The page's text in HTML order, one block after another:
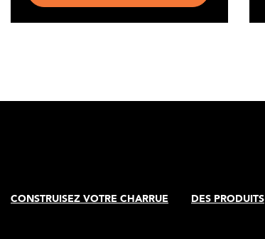
CONSTRUISEZ VOTRE CHARRUE DES PRODUITS